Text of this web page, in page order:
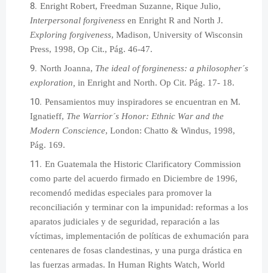
Enright Robert, Freedman Suzanne, Rique Julio,
Interpersonal forgiveness en Enright R and North J.
Exploring forgiveness, Madison, University of Wisconsin
Press, 1998, Op Cit., Pág. 46-47.
North Joanna, The ideal of forgineness: a philosopher´s
exploration, in Enright and North. Op Cit. Pág. 17- 18.
Pensamientos muy inspiradores se encuentran en M.
Ignatieff, The Warrior´s Honor: Ethnic War and the
Modern Conscience, London: Chatto & Windus, 1998,
Pág. 169.
En Guatemala the Historic Clarificatory Commission
como parte del acuerdo firmado en Diciembre de 1996,
recomendó medidas especiales para promover la
reconciliación y terminar con la impunidad: reformas a los
aparatos judiciales y de seguridad, reparación a las
víctimas, implementación de políticas de exhumación para
centenares de fosas clandestinas, y una purga drástica en
las fuerzas armadas. In Human Rights Watch, World